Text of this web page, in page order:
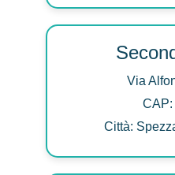
Via
CAP:
Città: